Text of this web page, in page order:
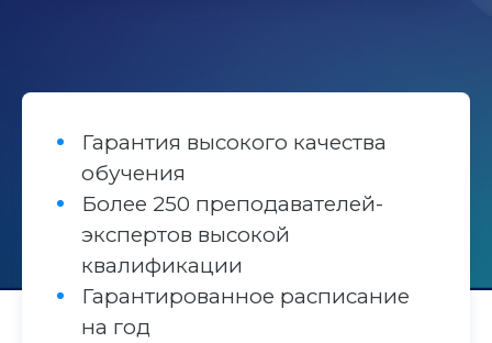
Гарантия высокого качества
обучения
Более 250 преподавателей-
экспертов высокой
квалификации
Гарантированное расписание
на год